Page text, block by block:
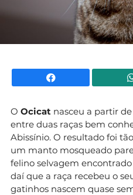
Facebook
O Ocicat nasceu a partir
entre duas raças bem
Abissínio. O resultado foi
um manto mosqueado
felino selvagem
daí que a raça recebeu o
gatinhos nascem quase